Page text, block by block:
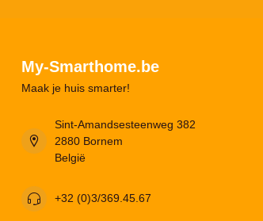
My-Smarthome.be
Maak je huis smarter!
Sint-Amandsesteenweg 382
2880 Bornem
België
+32 (0)3/369.45.67